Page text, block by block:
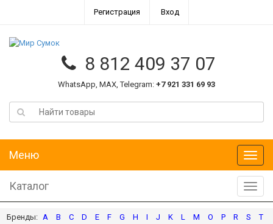
Регистрация Вход
8 812 409 37 07
WhatsApp, MAX, Telegram: +7 921 331 69 93
Меню
Меню
Каталог
A B C D E F G H I J K L M O P R S
T